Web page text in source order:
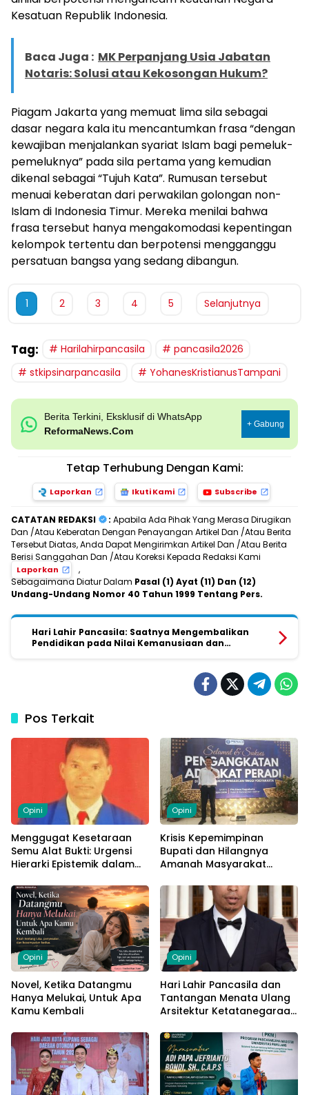
Kesatuan Republik Indonesia.
Baca Juga : MK Perpanjang Usia Jabatan
Notaris: Solusi atau Kekosongan Hukum?
Piagam Jakarta yang memuat lima sila sebagai
dasar negara kala itu mencantumkan frasa “dengan
kewajiban menjalankan syariat Islam bagi pemeluk-
pemeluknya” pada sila pertama yang kemudian
dikenal sebagai “Tujuh Kata”. Rumusan tersebut
menuai keberatan dari perwakilan golongan non-
Islam di Indonesia Timur. Mereka menilai bahwa
frasa tersebut hanya mengakomodasi kepentingan
kelompok tertentu dan berpotensi mengganggu
persatuan bangsa yang sedang dibangun.
1 2 3 4 5 Selanjutnya
Tag: Harilahirpancasila
pancasila2026
stkipsinarpancasila
YohanesKristianusTampani
Berita Terkini, Eksklusif di WhatsApp
ReformaNews.Com
+ Gabung
Tetap Terhubung Dengan Kami:
Laporkan Ikuti Kami Subscribe
CATATAN REDAKSI : Apabila Ada Pihak Yang Merasa Dirugikan
Dan /Atau Keberatan Dengan Penayangan Artikel Dan /Atau Berita
Tersebut Diatas, Anda Dapat Mengirimkan Artikel Dan /Atau Berita
Berisi Sanggahan Dan /Atau Koreksi Kepada Redaksi Kami
Laporkan
,
Sebagaimana Diatur Dalam Pasal (1) Ayat (11) Dan (12)
Undang-Undang Nomor 40 Tahun 1999 Tentang Pers.
Hari Lahir Pancasila: Saatnya Mengembalikan
Pendidikan pada Nilai Kemanusiaan dan
Pos Terkait
Opini
Menggugat Kesetaraan
Semu Alat Bukti: Urgensi
Hierarki Epistemik dalam
Opini
Krisis Kepemimpinan
Bupati dan Hilangnya
Amanah Masyarakat
Opini
Novel, Ketika Datangmu
Hanya Melukai, Untuk Apa
Kamu Kembali
Opini
Hari Lahir Pancasila dan
Tantangan Menata Ulang
Arsitektur Ketatanegaraan